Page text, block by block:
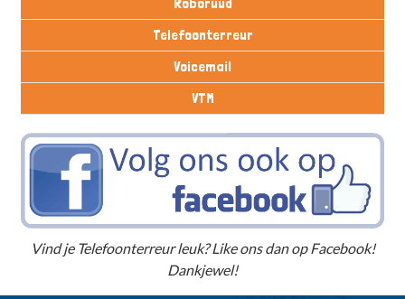
Telefoonterreur
Voicemail
VTM
Vind je Telefoonterreur leuk? Like ons dan op Facebook!
Dankjewel!